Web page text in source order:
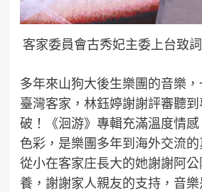
客家委員會古秀妃主委上台致
多年來山狗大後生樂團的音樂
臺灣客家，林鈺婷謝謝評審聽
破！《洄游》專輯充滿溫度情
色彩，是樂團多年到海外交流的
從小在客家庄長大的她謝謝阿
養，謝謝家人親友的支持，音